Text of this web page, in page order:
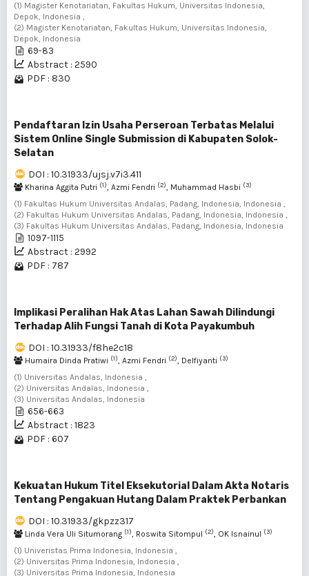
(1) Magister Kenotariatan, Fakultas Hukum, Universitas Indonesia,
Depok, Indonesia ,
(2) Magister Kenotariatan, Fakultas Hukum, Universitas Indonesia,
Depok, Indonesia
69-83
Abstract : 2590
PDF : 830
Pendaftaran Izin Usaha Perseroan Terbatas Melalui
Sistem Online Single Submission di Kabupaten Solok-
Selatan
DOI : 10.31933/ujsj.v7i3.411
Kharina Aggita Putri (1), Azmi Fendri (2), Muhammad Hasbi (3)
(1) Fakultas Hukum Universitas Andalas, Padang, Indonesia, Indonesia ,
(2) Fakultas Hukum Universitas Andalas, Padang, Indonesia, Indonesia ,
(3) Fakultas Hukum Universitas Andalas, Padang, Indonesia, Indonesia
1097-1115
Abstract : 2992
PDF : 787
Implikasi Peralihan Hak Atas Lahan Sawah Dilindungi
Terhadap Alih Fungsi Tanah di Kota Payakumbuh
DOI : 10.31933/f8he2c18
Humaira Dinda Pratiwi (1), Azmi Fendri (2), Delfiyanti (3)
(1) Universitas Andalas, Indonesia ,
(2) Universitas Andalas, Indonesia ,
(3) Universitas Andalas, Indonesia
656-663
Abstract : 1823
PDF : 607
Kekuatan Hukum Titel Eksekutorial Dalam Akta Notaris
Tentang Pengakuan Hutang Dalam Praktek Perbankan
DOI : 10.31933/gkpzz317
Linda Vera Uli Situmorang (1), Roswita Sitompul (2), OK Isnainul (3)
(1) Univeristas Prima Indonesia, Indonesia ,
(2) Universitas Prima Indonesia, Indonesia ,
(3) Universitas Prima Indonesia, Indonesia